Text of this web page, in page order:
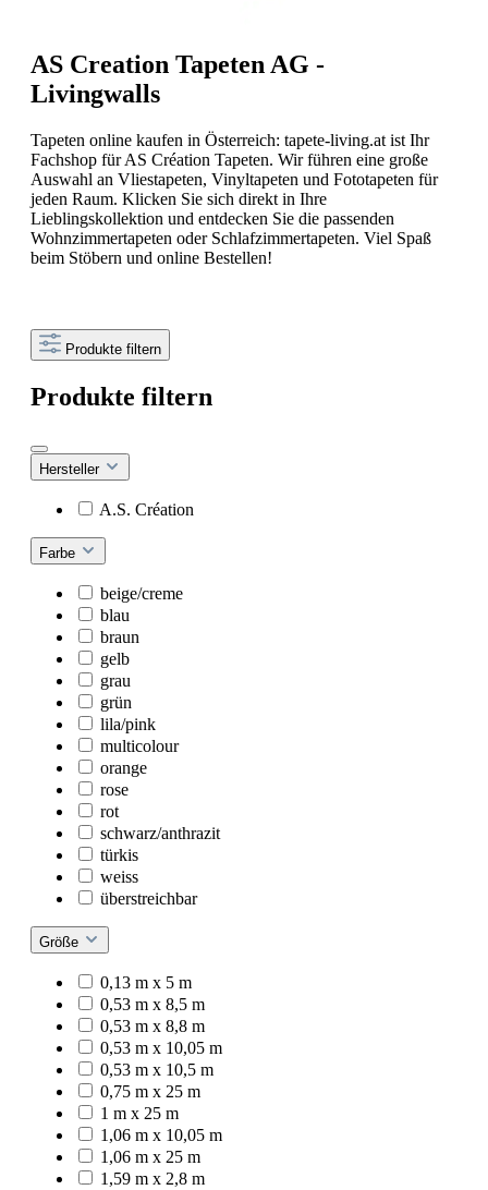
AS Creation Tapeten AG -
Livingwalls
Tapeten online kaufen in Österreich: tapete-living.at ist Ihr
Fachshop für AS Création Tapeten. Wir führen eine große
Auswahl an Vliestapeten, Vinyltapeten und Fototapeten für
jeden Raum. Klicken Sie sich direkt in Ihre
Lieblingskollektion und entdecken Sie die passenden
Wohnzimmertapeten oder Schlafzimmertapeten. Viel Spaß
beim Stöbern und online Bestellen!
Produkte filtern
Produkte filtern
Hersteller
A.S. Création
Farbe
beige/creme
blau
braun
gelb
grau
grün
lila/pink
multicolour
orange
rose
rot
schwarz/anthrazit
türkis
weiss
überstreichbar
Größe
0,13 m x 5 m
0,53 m x 8,5 m
0,53 m x 8,8 m
0,53 m x 10,05 m
0,53 m x 10,5 m
0,75 m x 25 m
1 m x 25 m
1,06 m x 10,05 m
1,06 m x 25 m
1,59 m x 2,8 m